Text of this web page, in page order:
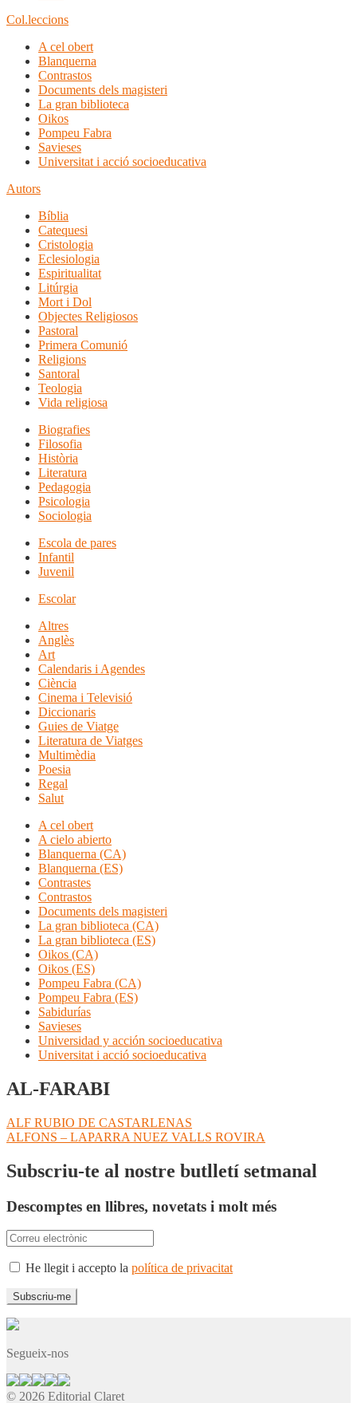
Col.leccions
A cel obert
Blanquerna
Contrastos
Documents dels magisteri
La gran biblioteca
Oikos
Pompeu Fabra
Savieses
Universitat i acció socioeducativa
Autors
Bíblia
Catequesi
Cristologia
Eclesiologia
Espiritualitat
Litúrgia
Mort i Dol
Objectes Religiosos
Pastoral
Primera Comunió
Religions
Santoral
Teologia
Vida religiosa
Biografies
Filosofia
Història
Literatura
Pedagogia
Psicologia
Sociologia
Escola de pares
Infantil
Juvenil
Escolar
Altres
Anglès
Art
Calendaris i Agendes
Ciència
Cinema i Televisió
Diccionaris
Guies de Viatge
Literatura de Viatges
Multimèdia
Poesia
Regal
Salut
A cel obert
A cielo abierto
Blanquerna (CA)
Blanquerna (ES)
Contrastes
Contrastos
Documents dels magisteri
La gran biblioteca (CA)
La gran biblioteca (ES)
Oikos (CA)
Oikos (ES)
Pompeu Fabra (CA)
Pompeu Fabra (ES)
Sabidurías
Savieses
Universidad y acción socioeducativa
Universitat i acció socioeducativa
AL-FARABI
Navegació
d'entrades
Entrada
anterior:
ALF RUBIO DE CASTARLENAS
Pròxima
ALFONS – LAPARRA NUEZ VALLS ROVIRA
Subscriu-te al nostre butlletí setmanal
Descomptes en llibres, novetats i molt més
He llegit i accepto la política de privacitat
Segueix-nos
© 2026 Editorial Claret